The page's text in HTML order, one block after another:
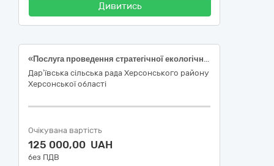
Дивитись
«Послуга проведення стратегічної екологічної оцінки (СЕО) проекту Стратегії розвитку Дар’ївської територіальної громади на період до 2030 року та Плану заходів з реалізації Стратегії розвитку Дар’ївської територіальної громади до 2030 року». Код ДК 021:2015:90710000-7 — Екологічний менеджмент
Дар’ївська сільська рада Херсонського району
Херсонської області
Очікувана вартість
125 000,00 UAH
без ПДВ